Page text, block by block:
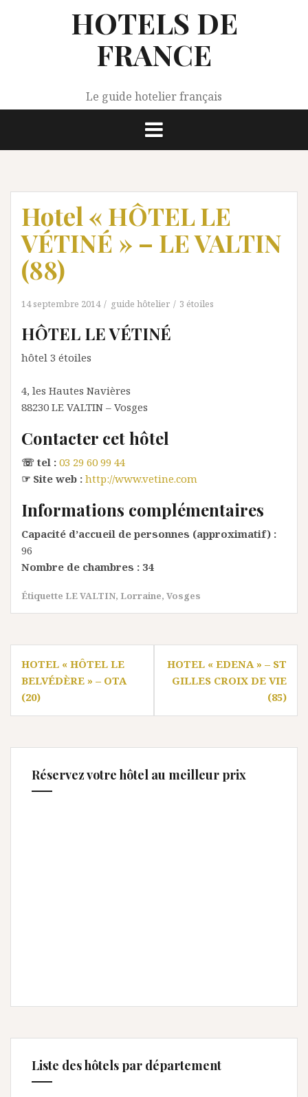
HOTELS DE
FRANCE
Le guide hotelier français
Hotel « HÔTEL LE
VÉTINÉ » – LE VALTIN
(88)
14 septembre 2014 guide hôtelier 3 étoiles
HÔTEL LE VÉTINÉ
hôtel 3 étoiles
4, les Hautes Navières
88230 LE VALTIN – Vosges
Contacter cet hôtel
☏ tel : 03 29 60 99 44
☞ Site web : http://www.vetine.com
Informations complémentaires
Capacité d’accueil de personnes (approximatif) :
96
Nombre de chambres : 34
Étiquette LE VALTIN, Lorraine, Vosges
Navigation
de
l’article
HOTEL « HÔTEL LE
BELVÉDÈRE » – OTA
(20)
HOTEL « EDENA » – ST
GILLES CROIX DE VIE
(85)
Réservez votre hôtel au meilleur prix
Liste des hôtels par département